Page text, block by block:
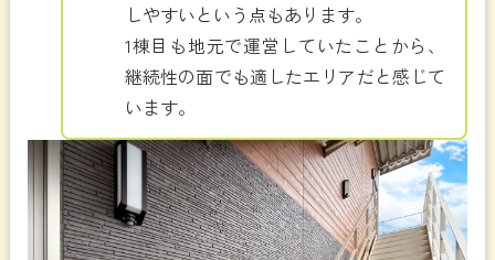
しやすいという点もあります。
1棟目も地元で運営していたことから、
継続性の面でも適したエリアだと感じて
います。